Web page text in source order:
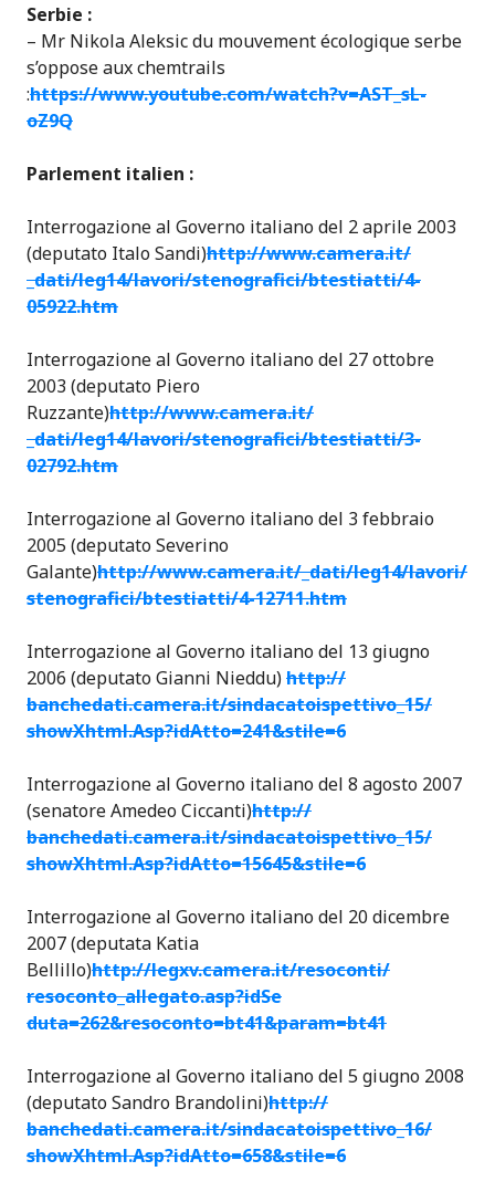
Serbie :
– Mr Nikola Aleksic du mouvement écologique serbe
s’oppose aux chemtrails
:https://www.youtube.com/watch?v=AST_sL-
oZ9Q
Parlement italien :
Interrogazione al Governo italiano del 2 aprile 2003
(deputato Italo Sandi)http://www.camera.it/
_dati/leg14/lavori/stenografici/btestiatti/4-
05922.htm
Interrogazione al Governo italiano del 27 ottobre
2003 (deputato Piero
Ruzzante)http://www.camera.it/
_dati/leg14/lavori/stenografici/btestiatti/3-
02792.htm
Interrogazione al Governo italiano del 3 febbraio
2005 (deputato Severino
Galante)http://www.camera.it/_dati/leg14/lavori/
stenografici/btestiatti/4-12711.htm
Interrogazione al Governo italiano del 13 giugno
2006 (deputato Gianni Nieddu)http://
banchedati.camera.it/sindacatoispettivo_15/
showXhtml.Asp?idAtto=241&stile=6
Interrogazione al Governo italiano del 8 agosto 2007
(senatore Amedeo Ciccanti)http://
banchedati.camera.it/sindacatoispettivo_15/
showXhtml.Asp?idAtto=15645&stile=6
Interrogazione al Governo italiano del 20 dicembre
2007 (deputata Katia
Bellillo)http://legxv.camera.it/resoconti/
resoconto_allegato.asp?idSe
duta=262&resoconto=bt41&param=bt41
Interrogazione al Governo italiano del 5 giugno 2008
(deputato Sandro Brandolini)http://
banchedati.camera.it/sindacatoispettivo_16/
showXhtml.Asp?idAtto=658&stile=6